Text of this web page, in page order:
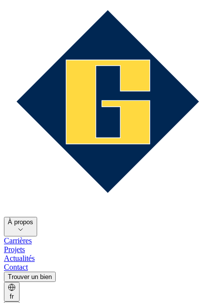
À propos
Carrières
Projets
Actualités
Contact
Trouver un bien
fr